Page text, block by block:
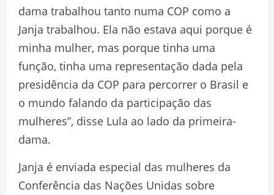
dama trabalhou tanto numa COP como a
Janja trabalhou. Ela não estava aqui porque é
minha mulher, mas porque tinha uma
função, tinha uma representação dada pela
presidência da COP para percorrer o Brasil e
o mundo falando da participação das
mulheres”, disse Lula ao lado da primeira-
dama.
Janja é enviada especial das mulheres da
Conferência das Nações Unidas sobre